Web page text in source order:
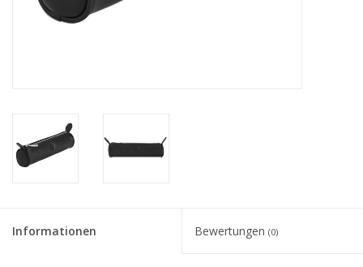
Informationen Bewertungen (0)